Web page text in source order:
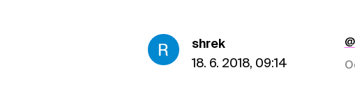
shrek
18. 6. 2018, 09:14